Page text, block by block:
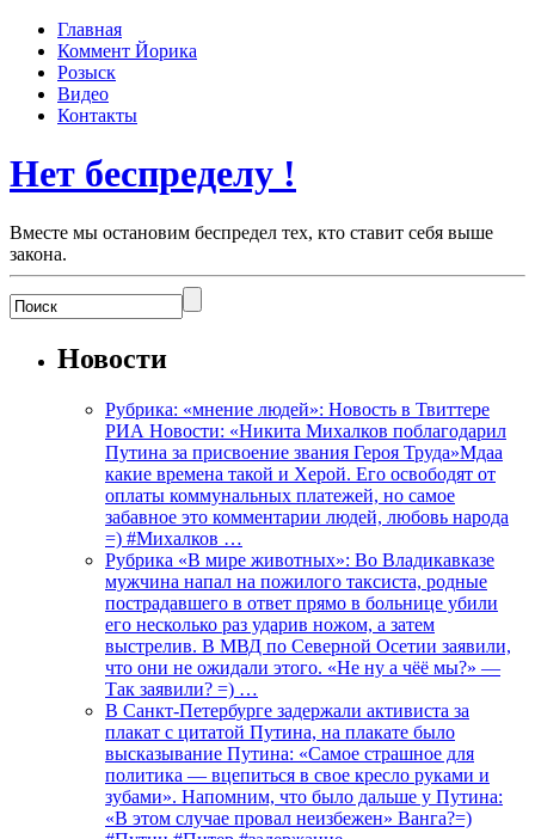
Главная
Коммент Йорика
Розыск
Видео
Контакты
Нет беспределу !
Вместе мы остановим беспредел тех, кто ставит себя выше
закона.
Новости
Рубрика: «мнение людей»: Новость в Твиттере
РИА Новости: «Никита Михалков поблагодарил
Путина за присвоение звания Героя Труда»Мдаа
какие времена такой и Херой. Его освободят от
оплаты коммунальных платежей, но самое
забавное это комментарии людей, любовь народа
=) #Михалков …
Рубрика «В мире животных»: Во Владикавказе
мужчина напал на пожилого таксиста, родные
пострадавшего в ответ прямо в больнице убили
его несколько раз ударив ножом, а затем
выстрелив. В МВД по Северной Осетии заявили,
что они не ожидали этого. «Не ну а чёё мы?» —
Так заявили? =) …
В Санкт-Петербурге задержали активиста за
плакат с цитатой Путина, на плакате было
высказывание Путина: «Самое страшное для
политика — вцепиться в свое кресло руками и
зубами». Напомним, что было дальше у Путина:
«В этом случае провал неизбежен» Ванга?=)